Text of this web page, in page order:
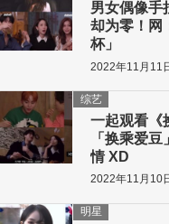
男女偶像手
却为零！网
杯」
2022年11月11
一起观看《
「换乘爱
情 XD
综艺
2022年11月10
明星